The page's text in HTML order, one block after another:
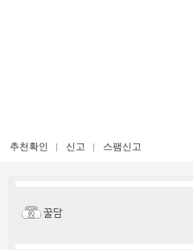
추천확인 신고 스팸신고
꿀담